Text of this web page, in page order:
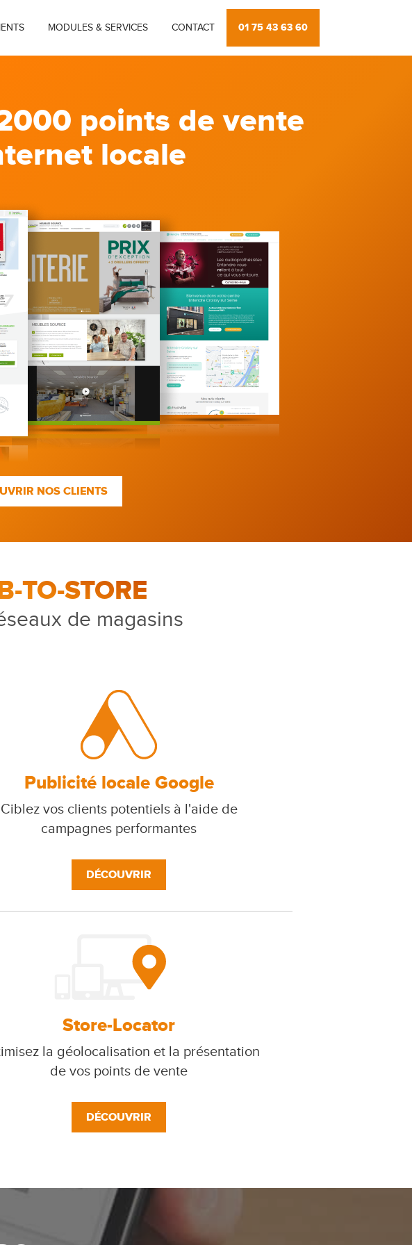
MODULES & SERVICES CONTACT 01 75 43 63 60
points de vente
locale
NOS CLIENTS
TO-STORE
de magasins
Publicité locale Google
Ciblez vos clients potentiels à l'aide de
campagnes performantes
DÉCOUVRIR
Store-Locator
la géolocalisation et la présentation
de vos points de vente
DÉCOUVRIR